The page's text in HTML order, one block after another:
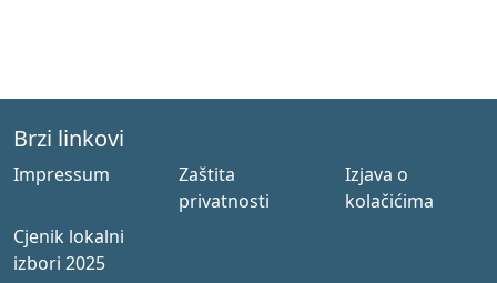
Brzi linkovi
Impressum
Zaštita
privatnosti
Izjava o
kolačićima
Cjenik lokalni
izbori 2025